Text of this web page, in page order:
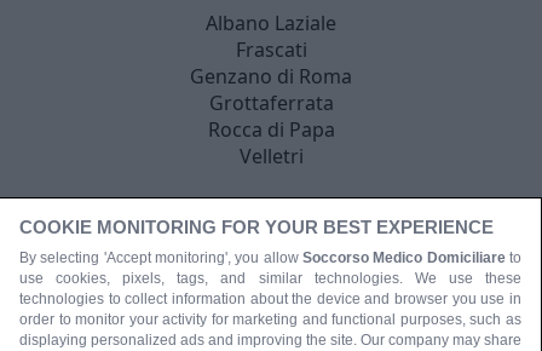
Albano Laziale
Frascati
Genzano di Roma
Grottaferrata
Rocca di Papa
Velletri
COOKIE MONITORING FOR YOUR BEST EXPERIENCE
By selecting 'Accept monitoring', you allow Soccorso Medico Domiciliare to
use cookies, pixels, tags, and similar technologies. We use these
technologies to collect information about the device and browser you use in
order to monitor your activity for marketing and functional purposes, such as
displaying personalized ads and improving the site. Our company may share